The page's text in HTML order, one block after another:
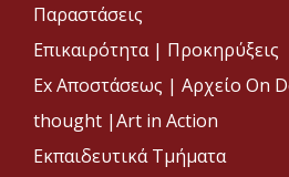
Παραστάσεις
Επικαιρότητα | Προκηρύξεις
Ex Αποστάσεως | Αρχείο On
thought |Art in Action
Εκπαιδευτικά Τμήματα